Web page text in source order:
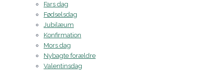
Fars dag
Fødselsdag
Jubilæum
Konfirmation
Mors dag
Nybagte forældre
Valentinsdag